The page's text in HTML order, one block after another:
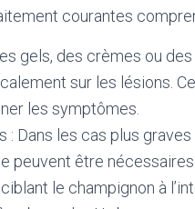
courantes
gels, des crèmes ou
sur les lésions.
les symptômes.
Dans les cas plus
peuvent être
le champignon à